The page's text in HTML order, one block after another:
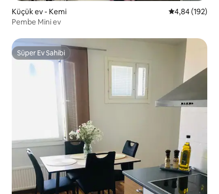
Küçük ev - Kemi 5 üzerinden
4,84 (192)
Pembe Mini ev
Süper Ev Sahibi
Süper Ev Sahibi